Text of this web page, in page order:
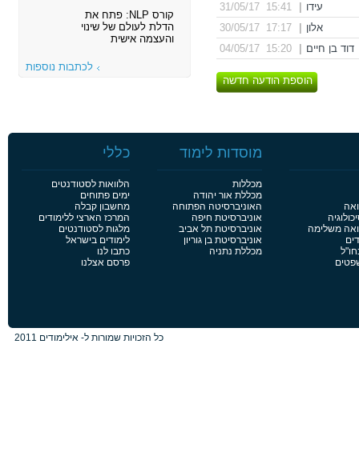
עידו
15:41 31/05/17
אלון
17:17 30/05/17
דוד בן חיים
15:20 04/05/17
הוספת הודעה חדשה
קורס NLP: פתח את
הדלת לעולם של שינוי
והעצמה אישית
לכתבות נוספות
משלימה
מוסדות לימוד
מכללות
מכללת אור יהודה
האוניברסיטה הפתוחה
אוניברסיטת חיפה
אוניברסיטת תל אביב
אוניברסיטת בן גוריון
מכללת נתניה
כללי
הלוואות לסטודנטים
ימים פתוחים
מחשבון קבלה
המרכז הארצי ללימודים
מלגות לסטודנטים
לימודים בישראל
כתבו לנו
פרסם אצלנו
כל הזכויות שמורות ל- אילימודים 2011